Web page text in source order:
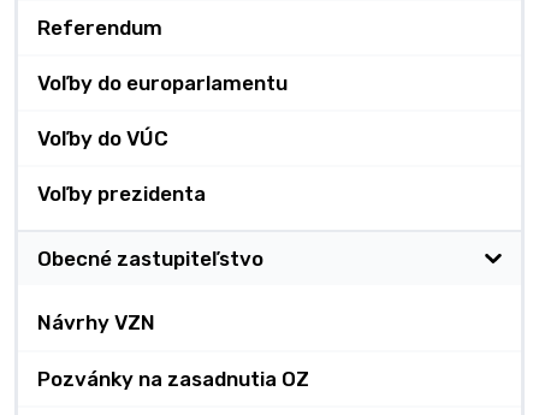
Referendum
Voľby do europarlamentu
Voľby do VÚC
Voľby prezidenta
Obecné zastupiteľstvo
Návrhy VZN
Pozvánky na zasadnutia OZ